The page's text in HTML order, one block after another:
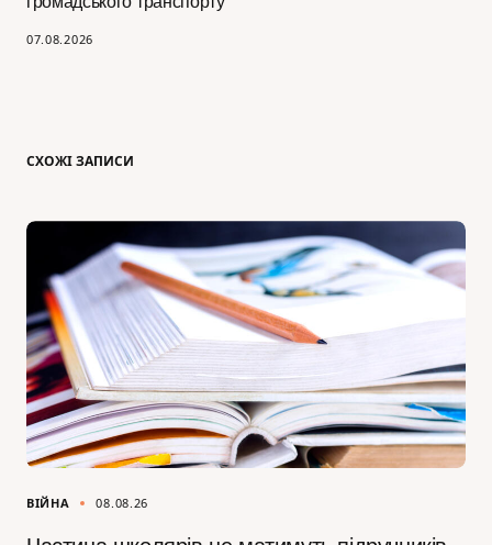
07.08.2026
СХОЖІ ЗАПИСИ
ВІЙНА 08.08.26